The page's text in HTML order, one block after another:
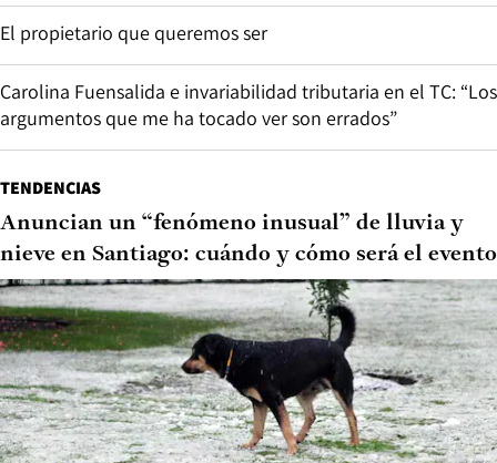
El propietario que queremos ser
Carolina Fuensalida e invariabilidad tributaria en el TC: “Los
argumentos que me ha tocado ver son errados”
TENDENCIAS
Anuncian un “fenómeno inusual” de lluvia y
nieve en Santiago: cuándo y cómo será el evento